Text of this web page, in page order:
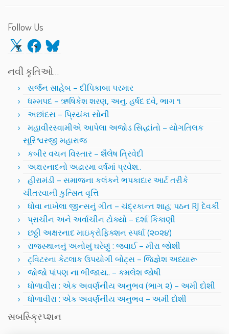
Follow Us
X Facebook
Bluesky
નવી કૃતિઓ…
સર્જન સાહેબ – દીપિકાબા પરમાર
ધમ્મપદ – ઋષિકેશ શરણ, અનુ. હર્ષદ દવે, ભાગ ૧
અછાંદસ – પ્રિયંકા સોની
મહાવીરસ્વામીએ આપેલા અજોડ સિદ્ધાંતો – યોગતિલક
સૂરિશ્વરજી મહારાજ
કબીર વચન વિસ્તાર – શૈલેષ ત્રિવેદી
અક્ષરનાદનો અઢારમા વર્ષમાં પ્રવેશ..
હીરામંડી – સમાજના કલંકને ભપકાદાર આર્ટ તરીકે
ચીતરવાની કુત્સિત વૃત્તિ
ધોવા નાખેલા જીન્સનું ગીત – ચંદ્રકાન્ત શાહ; પઠન RJ દેવકી
પ્રાચીન અને અર્વાચીન ટોક્યો – દર્શા કિકાણી
છઠ્ઠી અક્ષરનાદ માઇક્રોફિક્શન સ્પર્ધા (૨૦૨૪)
રાજસ્થાનનું અનોખું ઘરેણું : જવાઈ – મીરા જોશી
ટ્વિટરના કેટલાક ઉપયોગી બોટ્સ – જિજ્ઞેશ અધ્યારૂ
જોજો પાંપણ ના ભીંજાય.. – કમલેશ જોષી
ધોળાવીરા : એક અવર્ણનીય અનુભવ (ભાગ ૨) – અમી દોશી
ધોળાવીરા : એક અવર્ણનીય અનુભવ – અમી દોશી
સબસ્ક્રિપ્શન